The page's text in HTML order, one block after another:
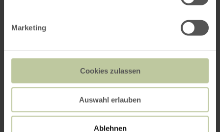
Marketing
Cookies zulassen
Auswahl erlauben
Ablehnen